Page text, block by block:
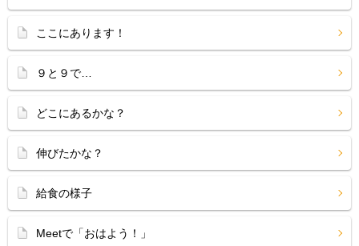
ここにあります！
９と９で…
どこにあるかな？
伸びたかな？
給食の様子
Meetで「おはよう！」